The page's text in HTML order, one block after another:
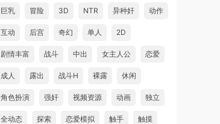
巨乳 冒险 3D NTR 异种奸 动作
互动 后宫 奇幻 单人 2D
剧情丰富 战斗 中出 女主人公 恋爱
成人 露出 战斗H 裸露 休闲
角色扮演 强奸 视频资源 动画 独立
全动态 探索 恋爱模拟 触手 触摸